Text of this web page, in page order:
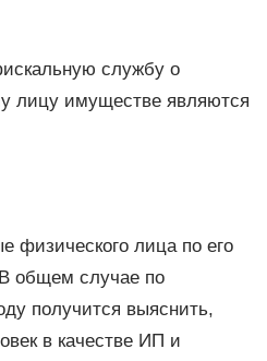
службу о
лицу имуществе являются
физического лица по его
общем случае по
получится выяснить,
в качестве ИП и